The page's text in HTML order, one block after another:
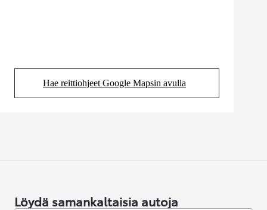
Hae reittiohjeet Google Mapsin avulla
(Aukeaa uudessa välilehdessä)
Löydä samankaltaisia autoja